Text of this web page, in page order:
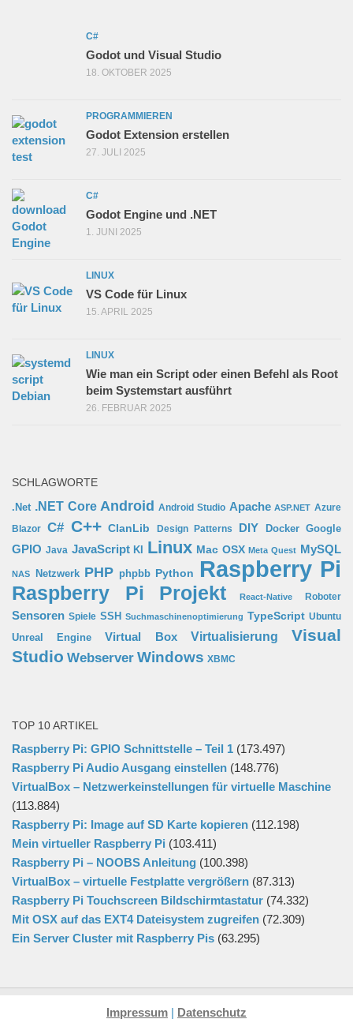
C#
Godot und Visual Studio
18. OKTOBER 2025
PROGRAMMIEREN
Godot Extension erstellen
27. JULI 2025
C#
Godot Engine und .NET
1. JUNI 2025
LINUX
VS Code für Linux
15. APRIL 2025
LINUX
Wie man ein Script oder einen Befehl als Root
beim Systemstart ausführt
26. FEBRUAR 2025
SCHLAGWORTE
.Net .NET Core Android Android Studio Apache ASP.NET Azure
Blazor C# C++ ClanLib Design Patterns DIY Docker Google
GPIO Java JavaScript KI Linux Mac OSX Meta Quest MySQL
NAS Netzwerk PHP phpbb Python Raspberry Pi
Raspberry Pi Projekt React-Native Roboter
Sensoren Spiele SSH Suchmaschinenoptimierung TypeScript Ubuntu
Unreal Engine
Virtual Box Virtualisierung
Visual
Studio Webserver Windows XBMC
TOP 10 ARTIKEL
Raspberry Pi: GPIO Schnittstelle – Teil 1 (173.497)
Raspberry Pi Audio Ausgang einstellen (148.776)
VirtualBox – Netzwerkeinstellungen für virtuelle Maschine
(113.884)
Raspberry Pi: Image auf SD Karte kopieren (112.198)
Mein virtueller Raspberry Pi (103.411)
Raspberry Pi – NOOBS Anleitung (100.398)
VirtualBox – virtuelle Festplatte vergrößern (87.313)
Raspberry Pi Touchscreen Bildschirmtastatur (74.332)
Mit OSX auf das EXT4 Dateisystem zugreifen (72.309)
Ein Server Cluster mit Raspberry Pis (63.295)
Impressum | Datenschutz